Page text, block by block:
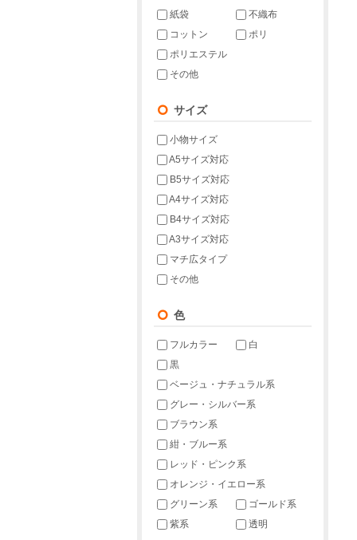
紙袋
不織布
コットン
ポリ
ポリエステル
その他
サイズ
小物サイズ
A5サイズ対応
B5サイズ対応
A4サイズ対応
B4サイズ対応
A3サイズ対応
マチ広タイプ
その他
色
フルカラー
白
黒
ベージュ・ナチュラル系
グレー・シルバー系
ブラウン系
紺・ブルー系
レッド・ピンク系
オレンジ・イエロー系
グリーン系
ゴールド系
紫系
透明